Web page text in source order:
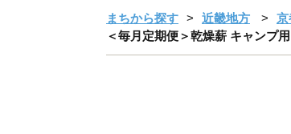
まちから探す 近畿地方 京
＜毎月定期便＞乾燥薪 キャンプ